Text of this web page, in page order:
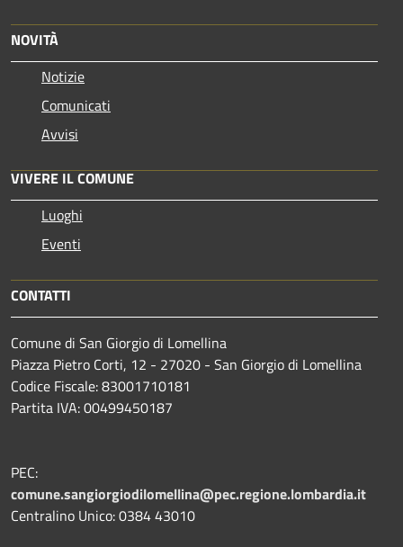
NOVITÀ
Notizie
Comunicati
Avvisi
VIVERE IL COMUNE
Luoghi
Eventi
CONTATTI
Comune di San Giorgio di Lomellina
Piazza Pietro Corti, 12 - 27020 - San Giorgio di Lomellina
Codice Fiscale: 83001710181
Partita IVA: 00499450187
PEC:
comune.sangiorgiodilomellina@pec.regione.lombardia.it
Centralino Unico: 0384 43010